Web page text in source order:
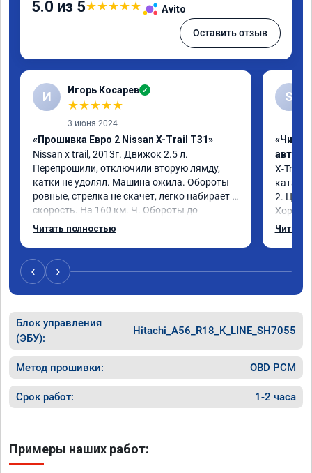
5.0 из 5★★★★★ Avito
Оставить отзыв
И Игорь Косарев ✓
★★★★★
3 июня 2024
«Прошивка Евро 2 Nissan X-Trail T31»
Nissan x trаil, 2013г. Движок 2.5 л.
Перепрошили, отключили вторую лямду,
катки не удолял. Машина ожила. Обороты
ровные, стрелка не скачет, легко набирает
скорость. На 160 км. Ч. Обороты до
3000.расход тот-же без изменения 12л.
Читать полностью
S
«Чип
X-Trail
2. Цена
Читать
‹ ›
Блок управления
(ЭБУ):
Hitachi_A56_R18_K_LINE_SH7055
Метод прошивки: OBD PCM
Срок работ: 1-2 часа
Примеры наших работ: